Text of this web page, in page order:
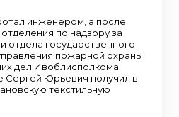
инженером, а после
по надзору за
отдела государственного
пожарной охраны
дел Ивоблисполкома.
Юрьевич получил в
текстильную